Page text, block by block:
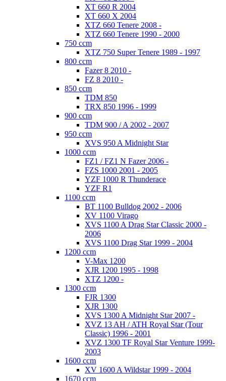
XT 660 R 2004
XT 660 X 2004
XTZ 660 Tenere 2008 -
XTZ 660 Tenere 1990 - 2000
750 ccm
XTZ 750 Super Tenere 1989 - 1997
800 ccm
Fazer 8 2010 -
FZ 8 2010 -
850 ccm
TDM 850
TRX 850 1996 - 1999
900 ccm
TDM 900 / A 2002 - 2007
950 ccm
XVS 950 A Midnight Star
1000 ccm
FZ1 / FZ1 N Fazer 2006 -
FZS 1000 2001 - 2005
YZF 1000 R Thunderace
YZF R1
1100 ccm
BT 1100 Bulldog 2002 - 2006
XV 1100 Virago
XVS 1100 A Drag Star Classic 2000 -
2006
XVS 1100 Drag Star 1999 - 2004
1200 ccm
V-Max 1200
XJR 1200 1995 - 1998
XTZ 1200 -
1300 ccm
FJR 1300
XJR 1300
XVS 1300 A Midnight Star 2007 -
XVZ 13 AH / ATH Royal Star (Tour
Classic) 1996 - 2001
XVZ 1300 TF Royal Star Venture 1999-
2003
1600 ccm
XV 1600 A Wildstar 1999 - 2004
1670 ccm